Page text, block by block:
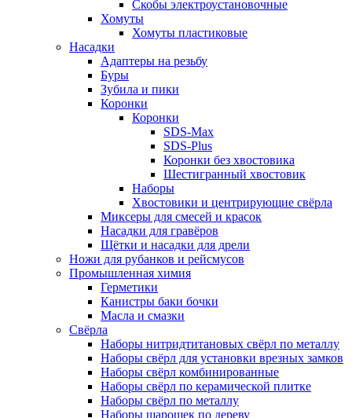
Скобы электроустановочные
Хомуты
Хомуты пластиковые
Насадки
Адаптеры на резьбу
Буры
Зубила и пики
Коронки
Коронки
SDS-Max
SDS-Plus
Коронки без хвостовика
Шестигранный хвостовик
Наборы
Хвостовики и центрирующие свёрла
Миксеры для смесей и красок
Насадки для гравёров
Щётки и насадки для дрели
Ножи для рубанков и рейсмусов
Промышленная химия
Герметики
Канистры баки бочки
Масла и смазки
Свёрла
Наборы нитридтитановых свёрл по металлу
Наборы свёрл для установки врезных замков
Наборы свёрл комбинированные
Наборы свёрл по керамической плитке
Наборы свёрл по металлу
Наборы шарошек по дереву